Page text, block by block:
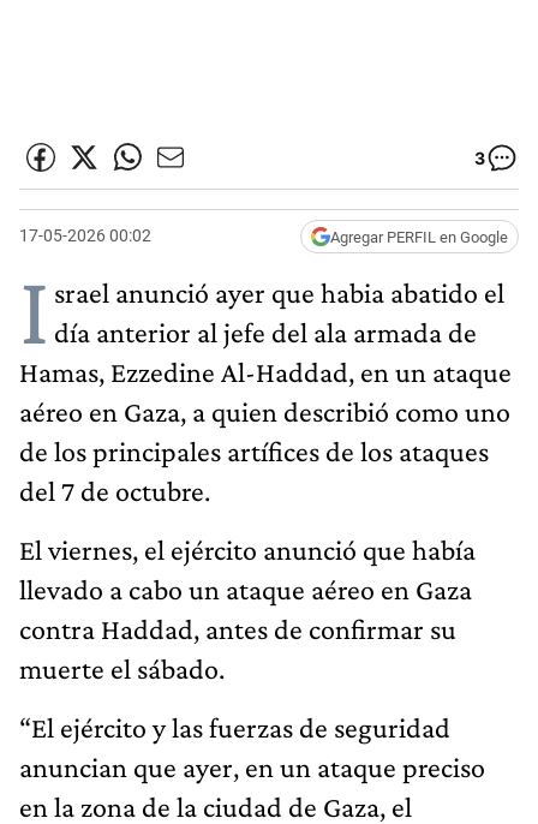
3
17-05-2026 00:02 Agregar PERFIL en Google
I srael anunció ayer que habia abatido el
día anterior al jefe del ala armada de
Hamas, Ezzedine Al-Haddad, en un ataque
aéreo en Gaza, a quien describió como uno
de los principales artífices de los ataques
del 7 de octubre.
El viernes, el ejército anunció que había
llevado a cabo un ataque aéreo en Gaza
contra Haddad, antes de confirmar su
muerte el sábado.
“El ejército y las fuerzas de seguridad
anuncian que ayer, en un ataque preciso
en la zona de la ciudad de Gaza, el